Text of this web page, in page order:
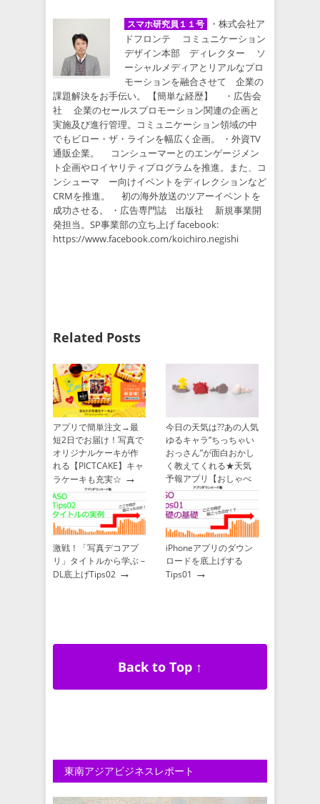
スマホ研究員１１号
・株式会社ア
ドフロンテ コミュニケーション
デザイン本部 ディレクター ソ
ーシャルメディアとリアルなプロ
モーションを融合させて 企業の
課題解決をお手伝い。 【簡単な経歴】 ・広告会
社 企業のセールスプロモーション関連の企画と
実施及び進行管理。コミュニケーション領域の中
でもビロー・ザ・ラインを幅広く企画。 ・外資TV
通販企業。 コンシューマーとのエンゲージメン
ト企画やロイヤリティプログラムを推進。また、コ
ンシューマ ー向けイベントをディレクションなど
CRMを推進。 初の海外放送のツアーイベントを
成功させる。 ・広告専門誌 出版社 新規事業開
発担当。SP事業部の立ち上げ facebook:
https://www.facebook.com/koichiro.negishi
Related Posts
アプリで簡単注文→最
短2日でお届け！写真で
オリジナルケーキが作
れる【PICTCAKE】キャ
ラケーキも充実☆ →
今日の天気は??あの人気
ゆるキャラ”ちっちゃい
おっさん”が面白おかし
く教えてくれる★天気
予報アプリ【おしゃべ
り天気】→
激戦！「写真デコアプ
リ」タイトルから学ぶ –
DL底上げTips02 →
iPhoneアプリのダウン
ロードを底上げする
Tips01 →
Back to Top ↑
東南アジアビジネスレポート